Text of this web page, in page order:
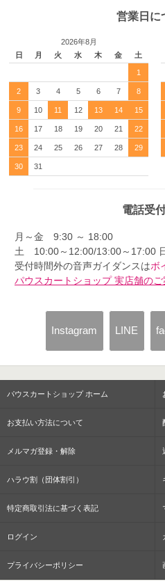
営業日に
2026年8月
日
月 火 水 木 金 土
1
2 3 4 5 6 7 8
9 10 11 12 13 14 15
16 17 18 19 20 21 22
23 24 25 26 27 28 29
30 31
電話受
月～金 9:30 ～ 18:00
土 10:00～12:00/13:00～17:00
受付時間外の音声ガイダンスはボ
パウスカートショップ 実店舗のご
Instagram LINE
パウスカートショップ ホーム
お支払い方法について
メルマガ登録・解除
ハラウ割（団体割引）
特定商取引法に基づく表記
ログイン
プライバシーポリシー